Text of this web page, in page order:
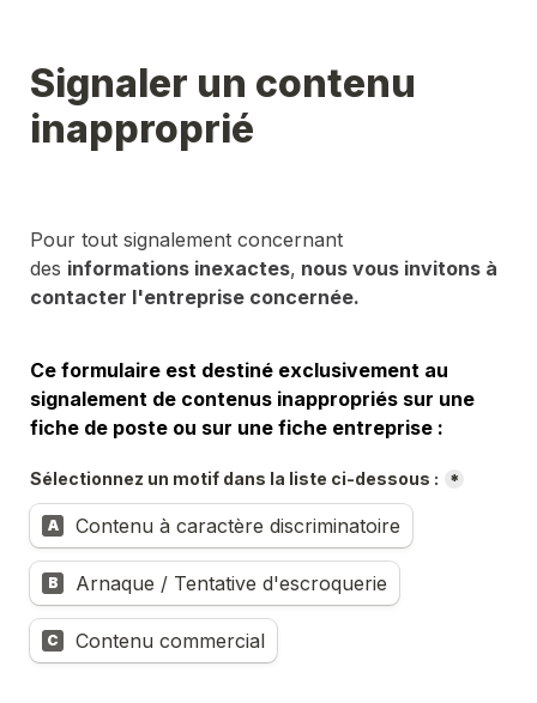
Signaler un contenu
inapproprié
Pour tout signalement concernant
des informations inexactes, nous vous invitons à
contacter l'entreprise concernée.
Ce formulaire est destiné exclusivement au
signalement de contenus inappropriés sur une
fiche de poste ou sur une fiche entreprise :
Sélectionnez un motif dans la liste ci-dessous : *
A Contenu à caractère discriminatoire
B Arnaque / Tentative d'escroquerie
C Contenu commercial